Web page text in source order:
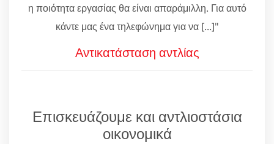
η ποιότητα εργασίας θα είναι απαράμιλλη. Για αυτό
κάντε μας ένα τηλεφώνημα για να [...]"
Αντικατάσταση αντλίας
Επισκευάζουμε και αντλιοστάσια
οικονομικά